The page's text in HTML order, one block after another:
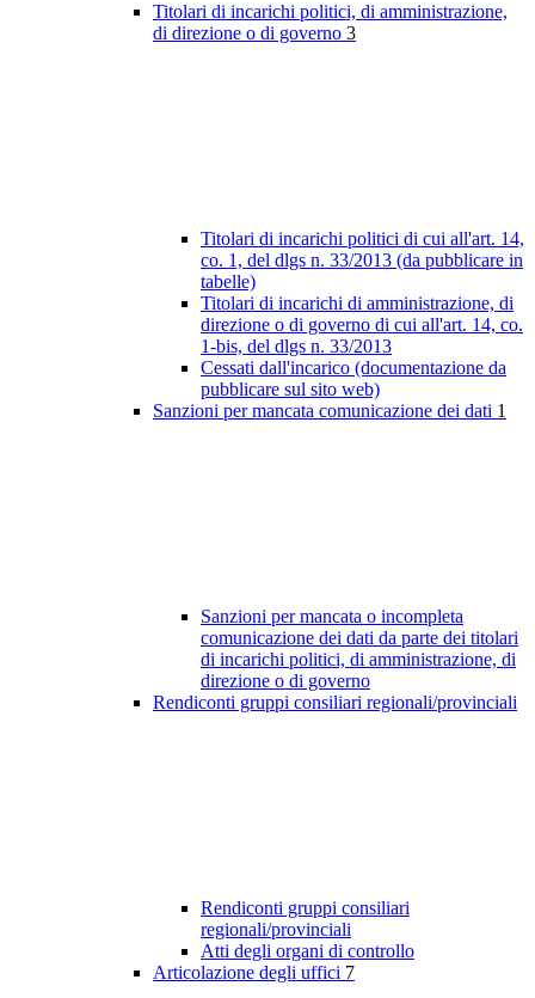
Titolari di incarichi politici, di amministrazione,
di direzione o di governo 3
Titolari di incarichi politici di cui all'art. 14,
co. 1, del dlgs n. 33/2013 (da pubblicare in
tabelle)
Titolari di incarichi di amministrazione, di
direzione o di governo di cui all'art. 14, co.
1-bis, del dlgs n. 33/2013
Cessati dall'incarico (documentazione da
pubblicare sul sito web)
Sanzioni per mancata comunicazione dei dati 1
Sanzioni per mancata o incompleta
comunicazione dei dati da parte dei titolari
di incarichi politici, di amministrazione, di
direzione o di governo
Rendiconti gruppi consiliari regionali/provinciali
Rendiconti gruppi consiliari
regionali/provinciali
Atti degli organi di controllo
Articolazione degli uffici 7